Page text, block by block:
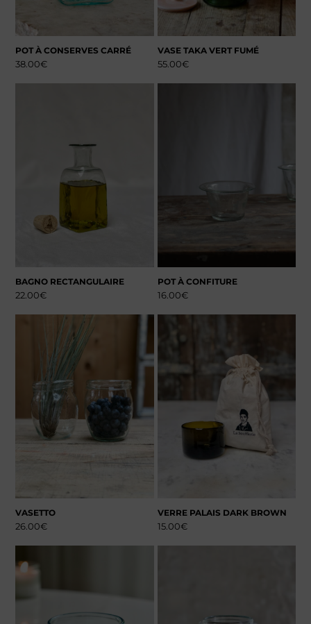
POT À CONSERVES CARRÉ
38.00€
VASE TAKA VERT FUMÉ
55.00€
BAGNO RECTANGULAIRE
22.00€
POT À CONFITURE
16.00€
VASETTO
26.00€
VERRE PALAIS DARK BROWN
15.00€